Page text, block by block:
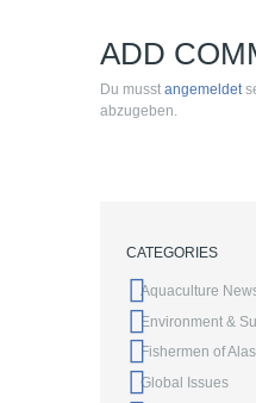
ADD
Du musst angemeldet
abzugeben.
CATEGORIES
Aquaculture
Environment &
Fishermen of
Global Issues